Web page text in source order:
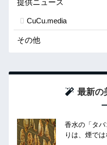
提供ニュース
CuCu.media
その他
最新の
香水の「タ
りは、煙で